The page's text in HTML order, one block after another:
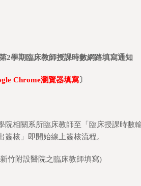
2學期臨床教師授課時數網路填寫通知
Chrome瀏覽器填寫〕
院相關系所臨床教師至「臨床授課時數
核」即開始線上簽核流程。
竹附設醫院之臨床教師填寫)